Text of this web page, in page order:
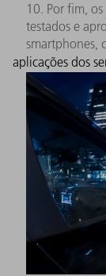
10. Por fim,
testados e
smartphones,
aplicações dos